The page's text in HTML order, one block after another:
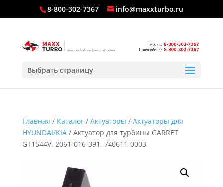
8-800-302-7367 info@maxxturbo.ru
Выбрать страницу
Главная / Каталог/ Актуаторы / Актуаторы для
HYUNDAI/KIA/ Актуатор для турбины GARRET
GT1544V, 2061-016-391, 740611-0003